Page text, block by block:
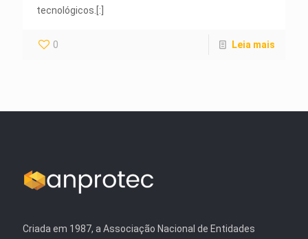
tecnológicos.[:]
0 Leia mais
Criada em 1987, a Associação Nacional de Entidades